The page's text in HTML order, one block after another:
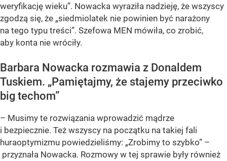
weryfikację wieku”. Nowacka wyraziła nadzieję, że wszyscy
zgodzą się, że „siedmiolatek nie powinien być narażony
na tego typu treści”. Szefowa MEN mówiła, co zrobić,
aby konta nie wróciły.
Barbara Nowacka rozmawia z Donaldem
Tuskiem. „Pamiętajmy, że stajemy przeciwko
big techom”
– Musimy te rozwiązania wprowadzić mądrze
i bezpiecznie. Też wszyscy na początku na takiej fali
huraoptymizmu powiedzieliśmy: „Zrobimy to szybko” –
przyznała Nowacka. Rozmowy w tej sprawie były również